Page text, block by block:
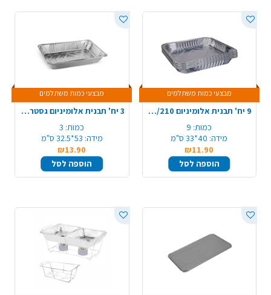
מבצעי כמות משתלמים
9 יח' תבנית אלומיניום 210/R99 - מלבן ענק
כמות: 9
מידה: 40*33 ס"מ
₪11.90
הוספה לסל
מבצעי כמות משתלמים
3 יח' תבנית אלומיניום גסטרונום ענקית
כמות: 3
מידה: 53*32.5 ס"מ
₪13.90
הוספה לסל